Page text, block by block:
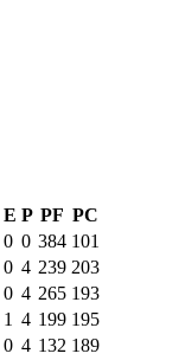
E P PF PC
0 0 384 101
0 4 239 203
0 4 265 193
1 4 199 195
0 4 132 189